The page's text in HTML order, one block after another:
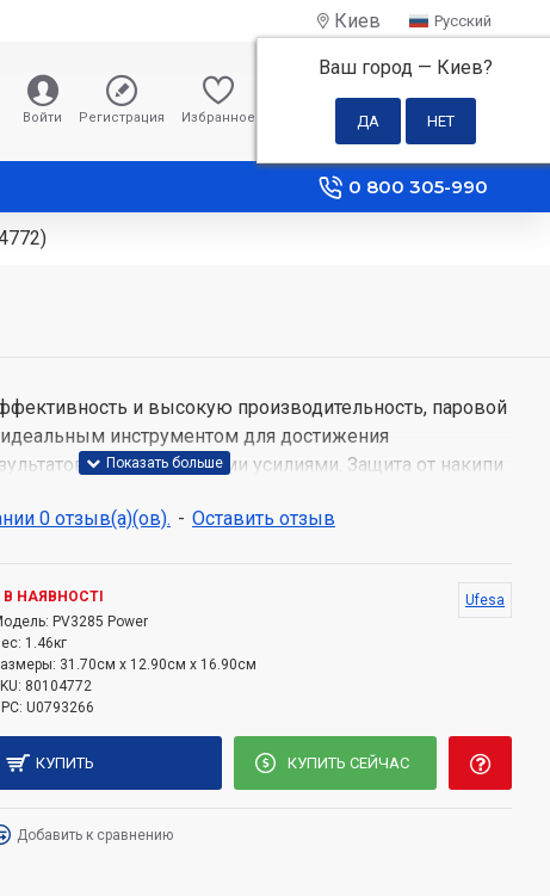
Киев
Ваш город — Киев?
Русский
Войти Регистрация Избранное
0 грн
0 800 305-990
и высокую производительность, паровой
идеальным инструментом для достижения
с минимальными усилиями. Защита от накипи
же система защиты от капель, обеспечивающие
0 отзыв(а)(ов). - Оставить отзыв
В НАЯВНОСТІ
PV3285 Power
1.46кг
31.70см x 12.90см x 16.90см
80104772
U0793266
Ufesa
КУПИТЬ КУПИТЬ СЕЙЧАС
Добавить к сравнению